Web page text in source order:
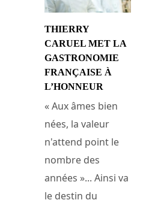
THIERRY
CARUEL MET LA
GASTRONOMIE
FRANÇAISE À
L’HONNEUR
« Aux âmes bien
nées, la valeur
n'attend point le
nombre des
années »... Ainsi va
le destin du